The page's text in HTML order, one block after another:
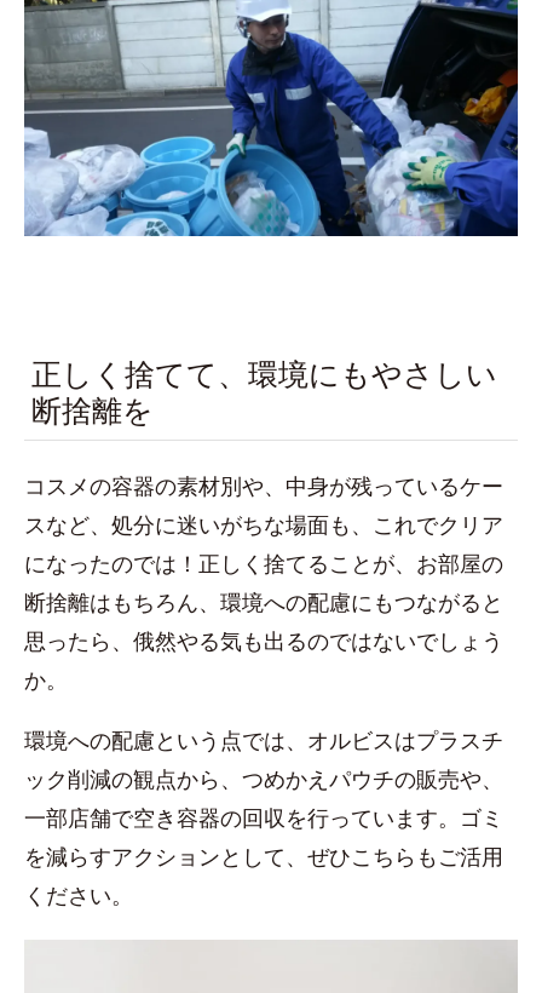
正しく捨てて、環境にもやさしい
断捨離を
コスメの容器の素材別や、中身が残っているケー
スなど、処分に迷いがちな場面も、これでクリア
になったのでは！正しく捨てることが、お部屋の
断捨離はもちろん、環境への配慮にもつながると
思ったら、俄然やる気も出るのではないでしょう
か。
環境への配慮という点では、オルビスはプラスチ
ック削減の観点から、つめかえパウチの販売や、
一部店舗で空き容器の回収を行っています。ゴミ
を減らすアクションとして、ぜひこちらもご活用
ください。